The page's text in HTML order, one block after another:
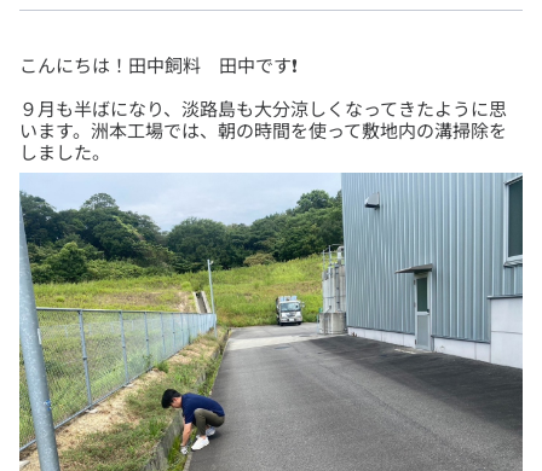
９月も半ばになり、淡路島も大分涼しくなってきたように思
います。洲本工場では、朝の時間を使って敷地内の溝掃除を